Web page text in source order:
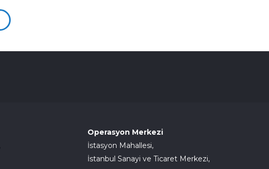
Operasyon Merkezi
İstasyon Mahallesi,
İstanbul Sanayi ve Ticaret Merkezi,